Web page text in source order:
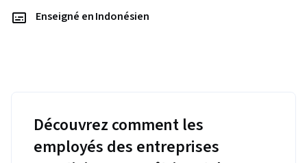
Enseigné en Indonésien
Découvrez comment les
employés des entreprises